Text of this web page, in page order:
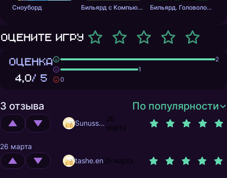
Сноуборд Бильярд с Компьютером Бильярд. Головоломка.
Оцените игру
ОЦЕНКА
4,0/ 5
2
1
0
3 отзыва По популярности
Sunusstex
26
марта
26 марта
tashe.en26 марта